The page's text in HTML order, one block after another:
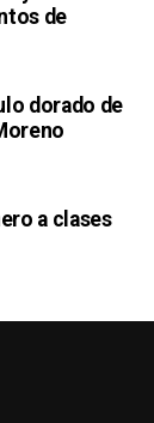
de
dorado de
a clases